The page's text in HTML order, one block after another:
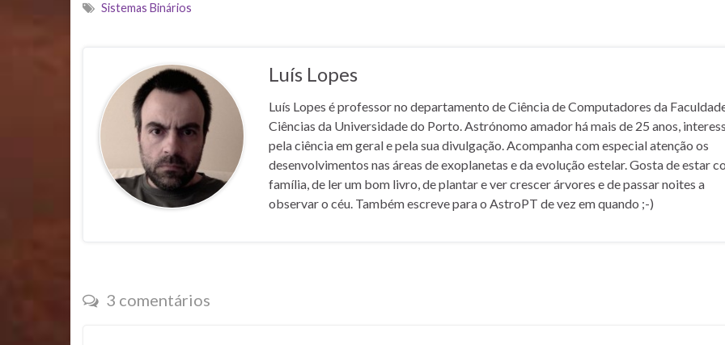
Sistemas Binários
Luís Lopes
Luís Lopes é professor no departamento de Ciência de Computadores da
Ciências da Universidade do Porto. Astrónomo amador há mais de 25 anos,
pela ciência em geral e pela sua divulgação. Acompanha com especial atenção os
desenvolvimentos nas áreas de exoplanetas e da evolução estelar. Gosta de estar
família, de ler um bom livro, de plantar e ver crescer árvores e de passar noites a
observar o céu. Também escreve para o AstroPT de vez em quando ;-)
3 comentários